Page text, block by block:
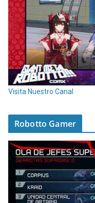
Visita Nuestro Canal
Robotto Gamer